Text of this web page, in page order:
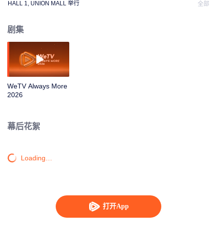
打开App
HALL 1, UNION MALL 举行
全部
剧集
WeTV Always More
2026
幕后花絮
Loading…